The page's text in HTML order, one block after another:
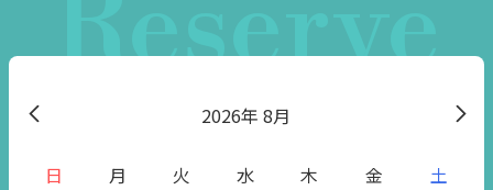
Reserve
2026 8月
日 月 火 水 木 金
土